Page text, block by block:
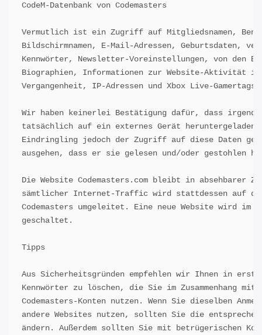
CodeM-Datenbank von Codemasters
Vermutlich ist ein Zugriff auf Mitgliedsnamen,
Bildschirmnamen, E-Mail-Adressen, Geburtsdaten,
Kennwörter, Newsletter-Voreinstellungen, von den
Biographien, Informationen zur Website-Aktivität in
Vergangenheit, IP-Adressen und Xbox Live-
Wir haben keinerlei Bestätigung dafür, dass
tatsächlich auf ein externes Gerät heruntergeladen
Eindringling jedoch der Zugriff auf diese Daten
ausgehen, dass er sie gelesen und/oder gestohlen
Die Website Codemasters.com bleibt in absehbarer
sämtlicher Internet-Traffic wird stattdessen auf die
Codemasters umgeleitet. Eine neue Website wird im
geschaltet.
Tipps
Aus Sicherheitsgründen empfehlen wir Ihnen in
Kennwörter zu löschen, die Sie im Zusammenhang mit
Codemasters-Konten nutzen. Wenn Sie dieselben
andere Websites nutzen, sollten Sie die
ändern. Außerdem sollten Sie mit betrügerischen